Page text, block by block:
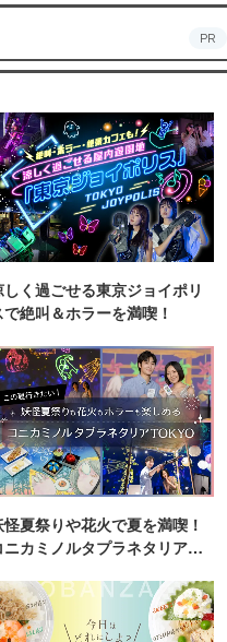
PR
しく過ごせる東京ジョイポリ
で絶叫＆ホラーを満喫！
怪夏祭りや花火で夏を満喫！
ニカミノルタプラネタリア